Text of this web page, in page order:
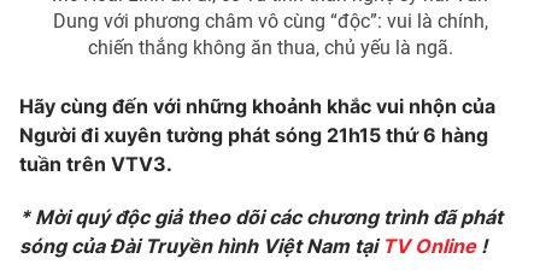
Ðiện thoại Thời báo VTV:024.66 897 897
toasoan@vtv.vn
Dung với phương châm vô cùng “độc”: vui là chính,
chiến thắng không ăn thua, chủ yếu là ngã.
Hãy cùng đến với những khoảnh khắc vui nhộn của
Người đi xuyên tường phát sóng 21h15 thứ 6 hàng
tuần trên VTV3.
* Mời quý độc giả theo dõi các chương trình đã phát
sóng của Đài Truyền hình Việt Nam tại TV Online!